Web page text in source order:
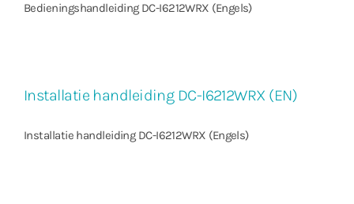
Bedieningshandleiding DC-I6212WRX (Engels)
Installatie handleiding DC-I6212WRX (EN)
Installatie handleiding DC-I6212WRX (Engels)